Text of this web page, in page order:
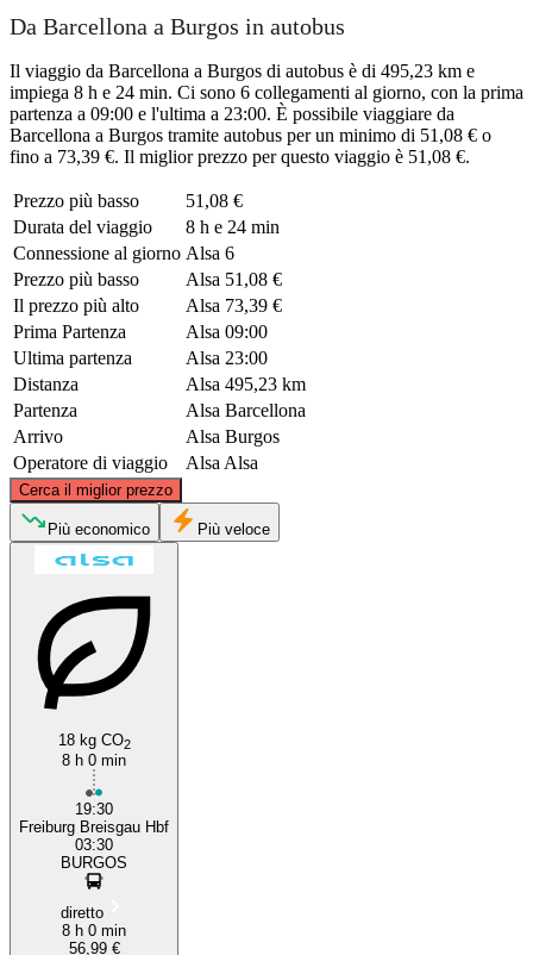
Da Barcellona a Burgos in autobus
Il viaggio da Barcellona a Burgos di autobus è di 495,23 km e
impiega 8 h e 24 min. Ci sono 6 collegamenti al giorno, con la prima
partenza a 09:00 e l'ultima a 23:00. È possibile viaggiare da
Barcellona a Burgos tramite autobus per un minimo di 51,08 € o
fino a 73,39 €. Il miglior prezzo per questo viaggio è 51,08 €.
Prezzo più basso
51,08 €
Durata del viaggio
8 h e 24 min
Connessione al giorno Alsa 6
Prezzo più basso
Alsa 51,08 €
Il prezzo più alto
Alsa 73,39 €
Prima Partenza
Alsa 09:00
Ultima partenza
Alsa 23:00
Distanza
Alsa 495,23 km
Partenza
Alsa Barcellona
Arrivo
Alsa Burgos
Operatore di viaggio
Alsa Alsa
Cerca il miglior prezzo
Burgos
Più economico Più veloce
18 kg CO2
8 h 0 min
19:30
Freiburg Breisgau Hbf
03:30
BURGOS
diretto
8 h 0 min
56,99 €